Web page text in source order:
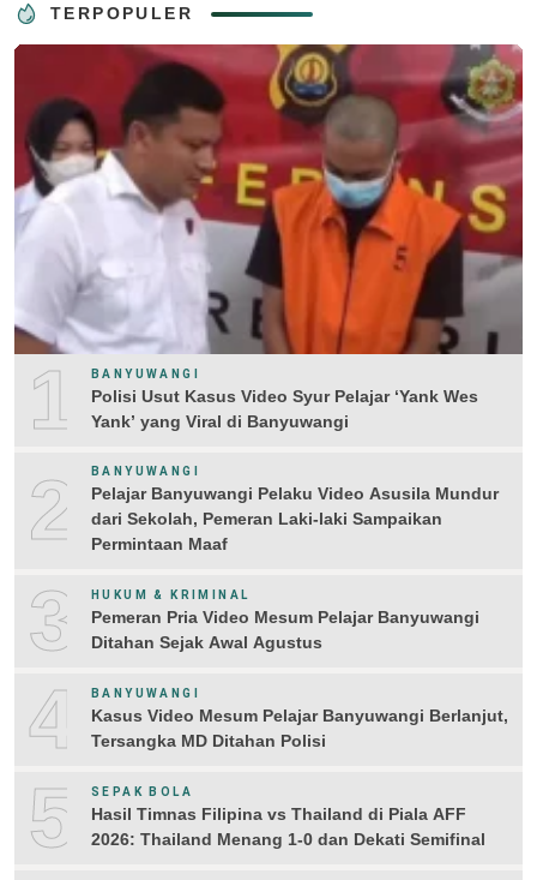
TERPOPULER
1 BANYUWANGI
Polisi Usut Kasus Video Syur Pelajar ‘Yank Wes
Yank’ yang Viral di Banyuwangi
2 BANYUWANGI
Pelajar Banyuwangi Pelaku Video Asusila Mundur
dari Sekolah, Pemeran Laki-laki Sampaikan
Permintaan Maaf
3 HUKUM & KRIMINAL
Pemeran Pria Video Mesum Pelajar Banyuwangi
Ditahan Sejak Awal Agustus
4 BANYUWANGI
Kasus Video Mesum Pelajar Banyuwangi Berlanjut,
Tersangka MD Ditahan Polisi
5 SEPAK BOLA
Hasil Timnas Filipina vs Thailand di Piala AFF
2026: Thailand Menang 1-0 dan Dekati Semifinal